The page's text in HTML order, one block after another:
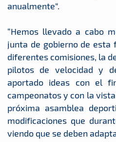
anualmente”.
“Hemos llevado a cabo
junta de gobierno de esta
diferentes comisiones, la
pilotos de velocidad y
aportado ideas con el
campeonatos y con la
próxima asamblea
modificaciones que
viendo que se deben